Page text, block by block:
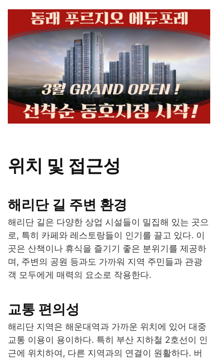
위치 및 접근성
해리단 길 주변 환경
해리단 길은 다양한 상업 시설들이 밀집해 있는 곳으
로, 특히 카페와 레스토랑들이 인기를 끌고 있다. 이
곳은 산책이나 휴식을 즐기기 좋은 분위기를 제공하
며, 주변의 공원 등과도 가까워 지역 주민들과 관광
객 모두에게 매력의 요소로 작용한다.
교통 편의성
해리단 지역은 해운대역과 가까운 위치에 있어 대중
교통 이용이 용이하다. 특히 부산 지하철 2호선이 인
근에 위치하여, 다른 지역과의 연결이 원활하다. 버